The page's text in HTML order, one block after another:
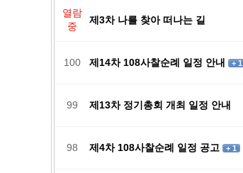
열람
중
제3차 나를 찾아 떠나는 길
100 제14차 108사찰순례 일정 안내 + 1
99 제13차 정기총회 개최 일정 안내
98 제4차 108사찰순례 일정 공고 + 1